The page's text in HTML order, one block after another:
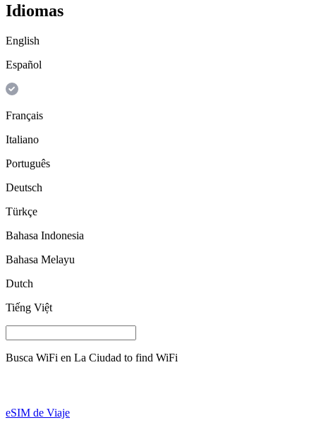
Idiomas
English
Español
Français
Italiano
Português
Deutsch
Türkçe
Bahasa Indonesia
Bahasa Melayu
Dutch
Tiếng Việt
Busca WiFi en La Ciudad to find WiFi
eSIM de Viaje